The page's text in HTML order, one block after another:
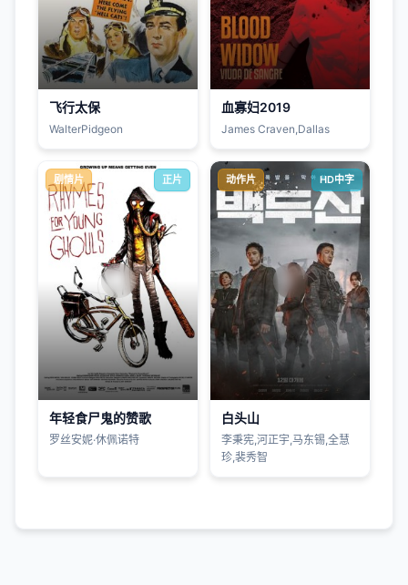
飞行太保
WalterPidgeon
血寡妇2019
James Craven,Dallas
剧情片 正片
年轻食尸鬼的赞歌
罗丝安妮·休佩诺特
动作片 HD中字
白头山
李秉宪,河正宇,马东锡,全慧
珍,裴秀智